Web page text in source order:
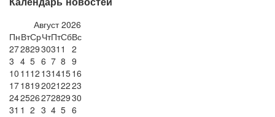
Август 2026
ПнВтСрЧтПтСбВс
2728293031 1
2
3 4 5 6 7 8 9
10 11 12 13141516
17181920212223
24252627282930
31 1 2 3 4 5 6